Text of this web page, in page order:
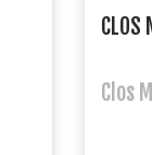
CLOS
Clos